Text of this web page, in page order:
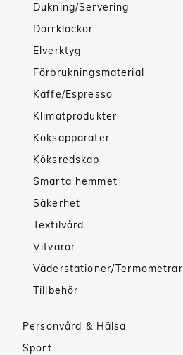
Dukning/Servering
Dörrklockor
Elverktyg
Förbrukningsmaterial
Kaffe/Espresso
Klimatprodukter
Köksapparater
Köksredskap
Smarta hemmet
Säkerhet
Textilvård
Vitvaror
Väderstationer/Termometrar
Tillbehör
Personvård & Hälsa
Sport